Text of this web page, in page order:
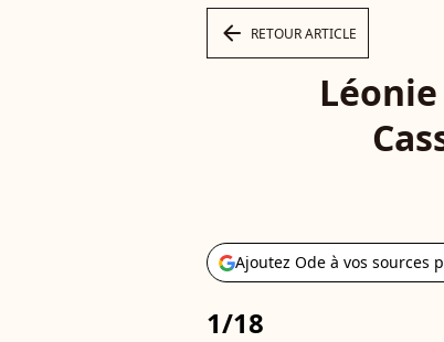
arrow_left RETOUR ARTICLE
Ajoutez Ode à vos sources
1/18